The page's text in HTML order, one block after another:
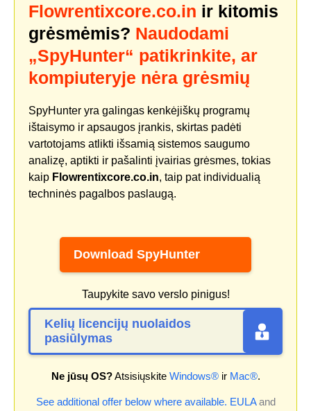
Flowrentixcore.co.in ir kitomis
grėsmėmis? Naudodami
„SpyHunter“ patikrinkite, ar
kompiuteryje nėra grėsmių
SpyHunter yra galingas kenkėjiškų programų
ištaisymo ir apsaugos įrankis, skirtas padėti
vartotojams atlikti išsamią sistemos saugumo
analizę, aptikti ir pašalinti įvairias grėsmes, tokias
kaip Flowrentixcore.co.in, taip pat individualią
techninės pagalbos paslaugą.
Download SpyHunter
Taupykite savo verslo pinigus!
Kelių licencijų nuolaidos
pasiūlymas
Ne jūsų OS?Atsisiųskite Windows®ir Mac®.
See additional offer below where available. EULAand